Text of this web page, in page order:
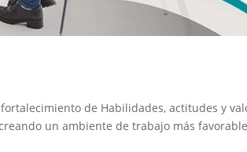
de Habilidades, actitudes y
un ambiente de trabajo más